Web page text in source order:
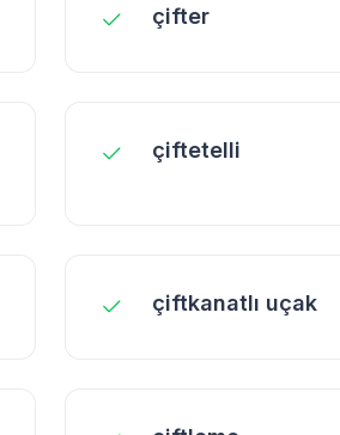
çifter
çiftetelli
çiftkanatlı uçak